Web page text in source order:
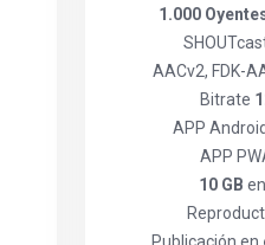
1.000
AACv2, FDK-
Bitrate
APP
APP
10 GB